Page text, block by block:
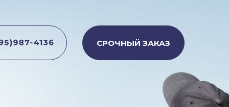
СРОЧНЫЙ ЗАКАЗ